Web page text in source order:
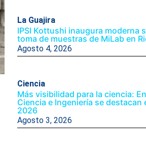
La Guajira
IPSI Kottushi inaugura moderna
toma de muestras de MiLab en
Agosto 4, 2026
Ciencia
Más visibilidad para la ciencia:
Ciencia e Ingeniería se destacan
2026
Agosto 3, 2026